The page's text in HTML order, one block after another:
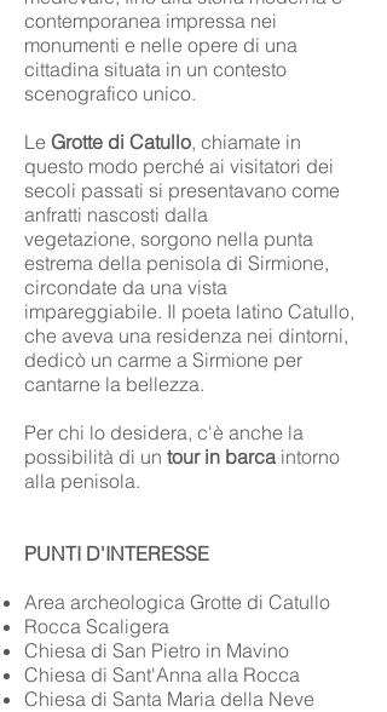
contemporanea impressa nei
monumenti e nelle opere di una
cittadina situata in un contesto
scenografico unico.
Le Grotte di Catullo, chiamate in
questo modo perché ai visitatori dei
secoli passati si presentavano come
anfratti nascosti dalla
vegetazione, sorgono nella punta
estrema della penisola di Sirmione,
circondate da una vista
impareggiabile. Il poeta latino Catullo,
che aveva una residenza nei dintorni,
dedicò un carme a Sirmione per
cantarne la bellezza.​
Per chi lo desidera, c'è anche la
possibilità di un tour in barcaintorno
alla penisola.
PUNTI D'INTERESSE
Area archeologica Grotte di Catullo
Rocca Scaligera
Chiesa di San Pietro in Mavino
Chiesa di Sant'Anna alla Rocca
Chiesa di Santa Maria della Neve